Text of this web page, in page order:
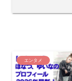
エンタメ